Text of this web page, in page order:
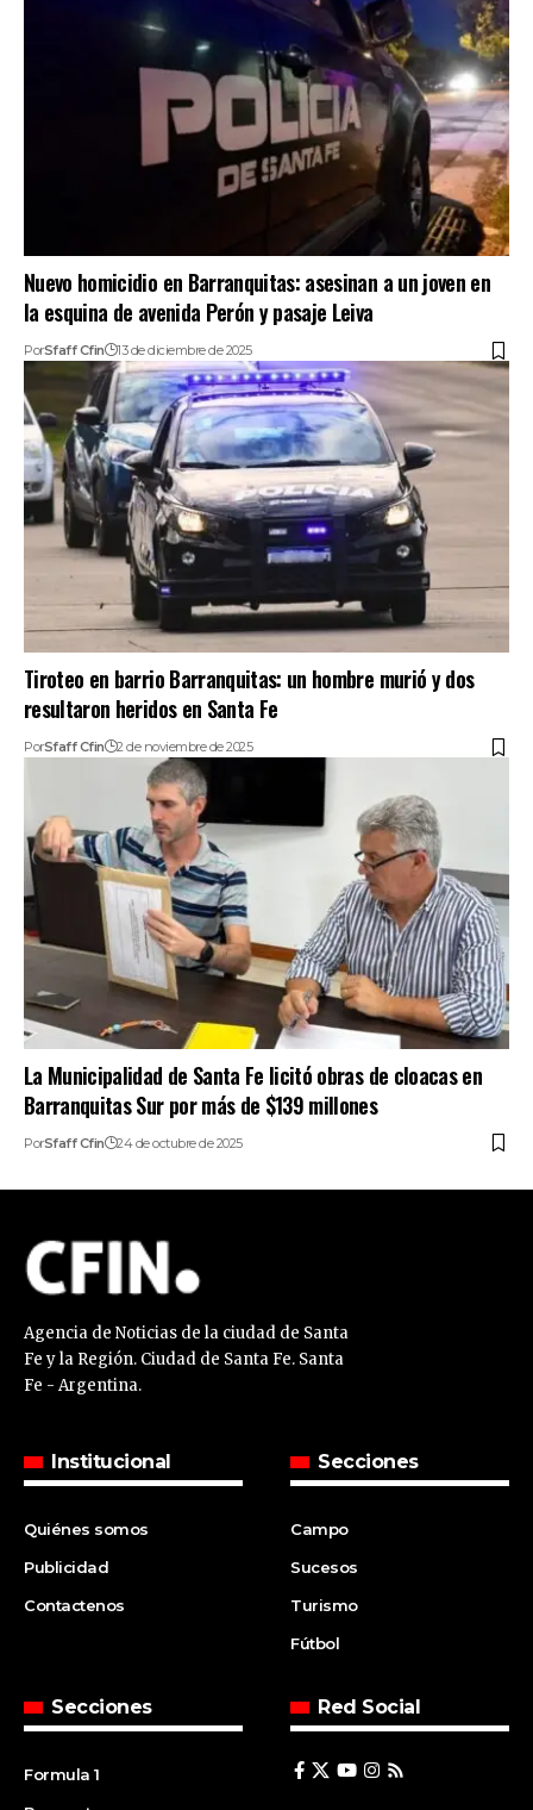
Nuevo homicidio en Barranquitas: asesinan a un joven en
la esquina de avenida Perón y pasaje Leiva
PorSfaff Cfin 13 de diciembre de 2025
Tiroteo en barrio Barranquitas: un hombre murió y dos
resultaron heridos en Santa Fe
PorSfaff Cfin 2 de noviembre de 2025
La Municipalidad de Santa Fe licitó obras de cloacas en
Barranquitas Sur por más de $139 millones
PorSfaff Cfin 24 de octubre de 2025
Agencia de Noticias de la ciudad de Santa
Fe y la Región. Ciudad de Santa Fe. Santa
Fe - Argentina.
Institucional
Quiénes somos
Publicidad
Contactenos
Secciones
Campo
Sucesos
Turismo
Fútbol
Secciones
Formula 1
Red Social